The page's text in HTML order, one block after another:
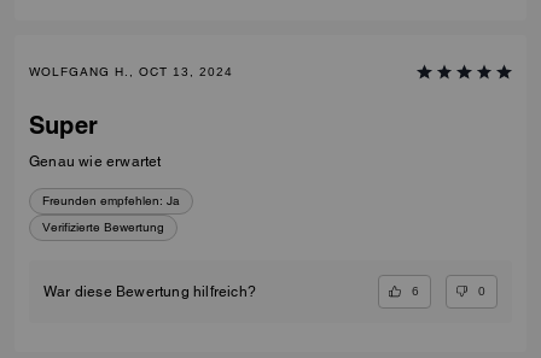
WOLFGANG H., OCT 13, 2024
Super
Genau wie erwartet
Freunden empfehlen: Ja
Verifizierte Bewertung
War diese Bewertung hilfreich? 6 0